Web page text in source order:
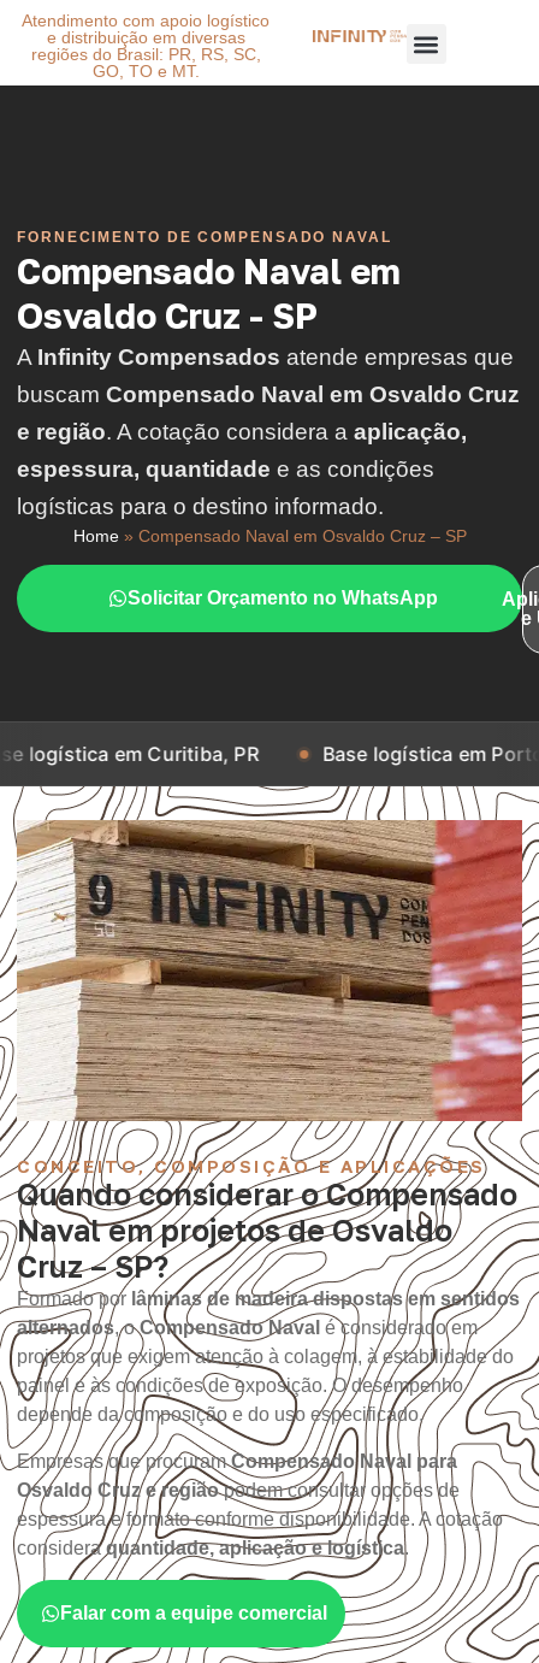
Atendimento com apoio logístico
e distribuição em diversas
regiões do Brasil: PR, RS, SC,
GO, TO e MT.
FORNECIMENTO DE COMPENSADO NAVAL
Compensado Naval em
Osvaldo Cruz - SP
A Infinity Compensados atende empresas que
buscam Compensado Naval em Osvaldo Cruz
e região. A cotação considera a aplicação,
espessura, quantidade e as condições
logísticas para o destino informado.
Home» Compensado Naval em Osvaldo Cruz – SP
Solicitar Orçamento no WhatsApp
e
Curitiba, PR Base logística em Porto Alegre, RS
CONCEITO, COMPOSIÇÃO E APLICAÇÕES
Quando considerar o Compensado
Naval em projetos de Osvaldo
Cruz – SP?
Formado por lâminas de madeira dispostas em sentidos
alternados, oCompensado Naval é considerado em
projetos que exigem atenção à colagem, à estabilidade do
painel e às condições de exposição. O desempenho
depende da composição e do uso especificado.
Empresas que procuramCompensado Naval para
Osvaldo Cruz e regiãopodem consultar opções de
espessura e formato conforme disponibilidade. A cotação
consideraquantidade, aplicação e logística.
Falar com a equipe comercial